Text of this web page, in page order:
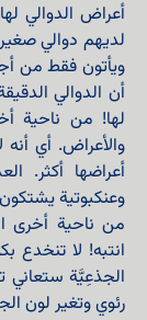
أعراض الدوالي
لديهم دوالي
ويأتون فقط من
أن الدوالي
لها! من ناحية
والأعراض. أي
أعراضها أكثر.
وعنكبوتية
من ناحية أخرى
انتبه! لا تنخدع
الجذعِیَّة
رئوي وتغير لون